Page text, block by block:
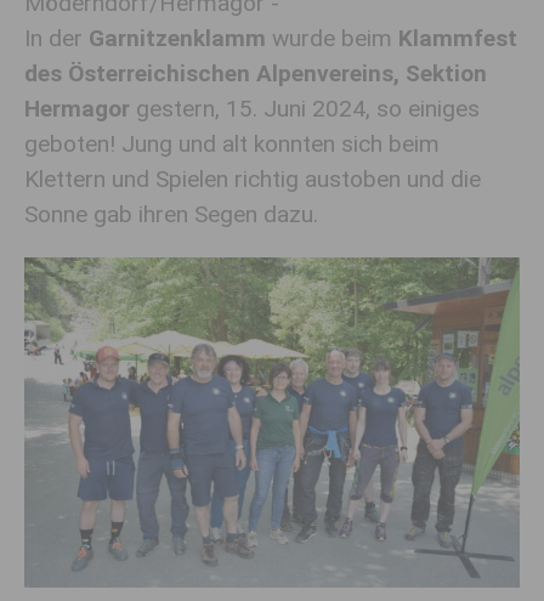
In der Garnitzenklamm wurde beim Klammfest
des Österreichischen Alpenvereins, Sektion
Hermagor gestern, 15. Juni 2024, so einiges
geboten! Jung und alt konnten sich beim
Klettern und Spielen richtig austoben und die
Sonne gab ihren Segen dazu.